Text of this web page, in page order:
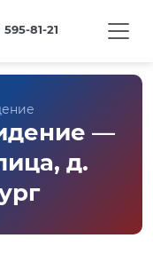
81-21
—
д.